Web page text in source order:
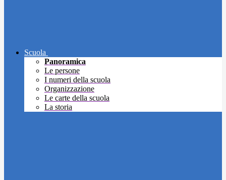
Scuola
Panoramica
Le persone
I numeri della scuola
Organizzazione
Le carte della scuola
La storia